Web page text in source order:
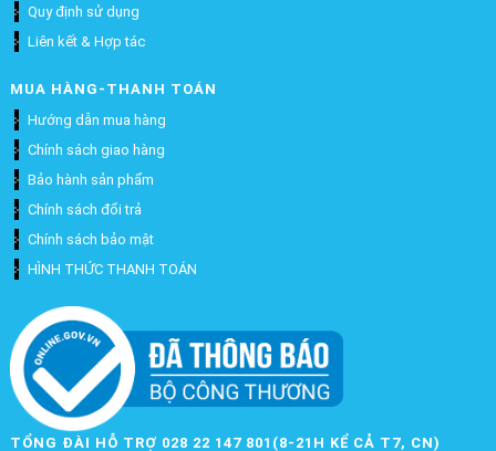
Quy định sử dụng
Liên kết & Hợp tác
MUA HÀNG-THANH TOÁN
Hướng dẫn mua hàng
Chính sách giao hàng
Bảo hành sản phẩm
Chính sách đổi trả
Chính sách bảo mật
HÌNH THỨC THANH TOÁN
TỔNG ĐÀI HỖ TRỢ 028 22 147 801(8-21H KỂ CẢ T7, CN)